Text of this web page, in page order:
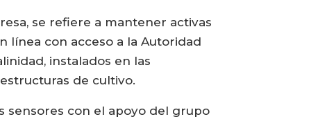
se refiere a mantener activas
línea con acceso a la Autoridad
instalados en las
de cultivo.
sensores con el apoyo del grupo